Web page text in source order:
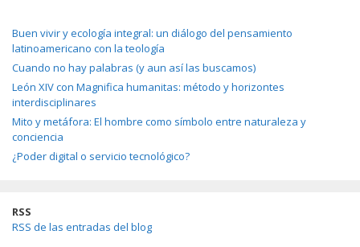
Buen vivir y ecología integral: un diálogo del pensamiento
latinoamericano con la teología
Cuando no hay palabras (y aun así las buscamos)
León XIV con Magnifica humanitas: método y horizontes
interdisciplinares
Mito y metáfora: El hombre como símbolo entre naturaleza y
conciencia
¿Poder digital o servicio tecnológico?
RSS
RSS de las entradas del blog